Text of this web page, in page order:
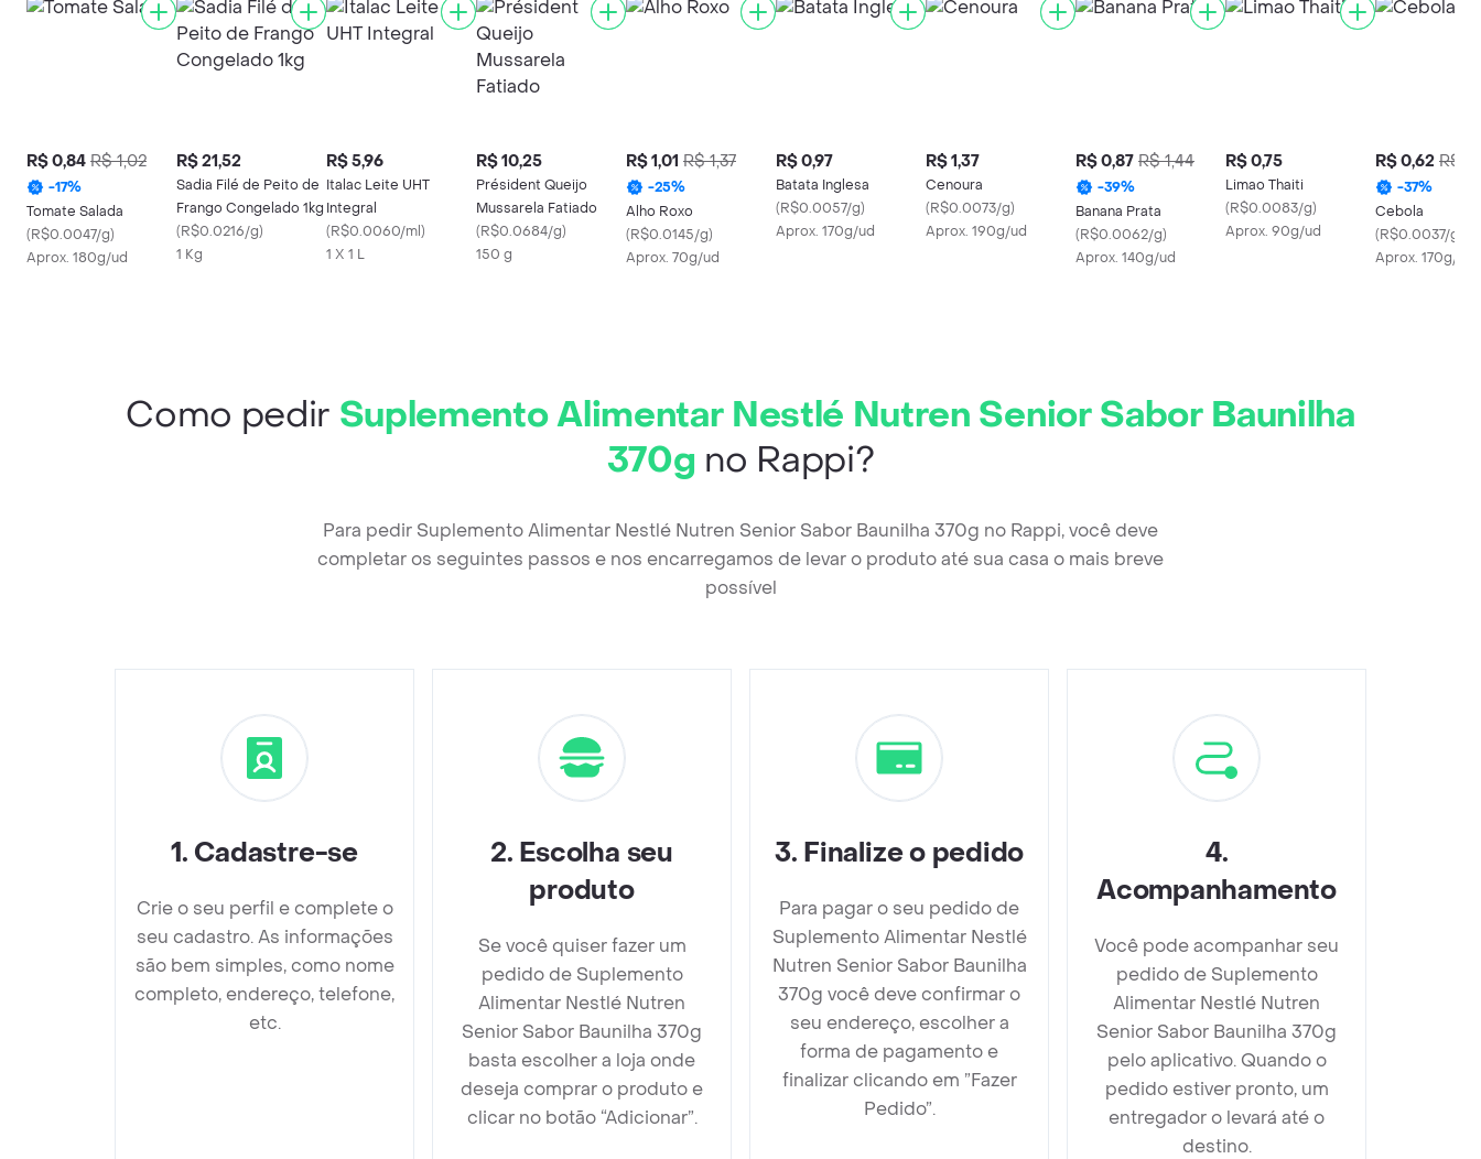
R$ 0,84 R$ 1,02
-17%
Tomate Salada
(R$0.0047/g)
Aprox. 180g/ud
R$ 21,52
Sadia Filé de Peito de
Frango Congelado 1kg
(R$0.0216/g)
1 Kg
R$ 5,96
Italac Leite UHT
Integral
(R$0.0060/ml)
1 X 1 L
R$ 10,25
Président Queijo
Mussarela Fatiado
(R$0.0684/g)
150 g
R$ 1,01 R$ 1,37
-25%
Alho Roxo
(R$0.0145/g)
Aprox. 70g/ud
R$ 0,97
Batata Inglesa
(R$0.0057/g)
Aprox. 170g/ud
R$ 1,37
Cenoura
(R$0.0073/g)
Aprox. 190g/ud
R$ 0,87 R$ 1,44
-39%
Banana Prata
(R$0.0062/g)
Aprox. 140g/ud
R$ 0,75
Limao Thaiti
(R$0.0083/g)
Aprox. 90g/ud
R$ 0,62 R$
-37%
Cebola
(R$0.0037/g
Aprox. 170g/ud
Como pedir Suplemento Alimentar Nestlé Nutren Senior Sabor Baunilha
370g no Rappi?
Para pedir Suplemento Alimentar Nestlé Nutren Senior Sabor Baunilha 370g no Rappi, você deve
completar os seguintes passos e nos encarregamos de levar o produto até sua casa o mais breve
possível
1. Cadastre-se
Crie o seu perfil e complete o
seu cadastro. As informações
são bem simples, como nome
completo, endereço, telefone,
etc.
2. Escolha seu
produto
Se você quiser fazer um
pedido de Suplemento
Alimentar Nestlé Nutren
Senior Sabor Baunilha 370g
basta escolher a loja onde
deseja comprar o produto e
clicar no botão “Adicionar”.
3. Finalize o pedido
Para pagar o seu pedido de
Suplemento Alimentar Nestlé
Nutren Senior Sabor Baunilha
370g você deve confirmar o
seu endereço, escolher a
forma de pagamento e
finalizar clicando em ”Fazer
Pedido”.
4.
Acompanhamento
Você pode acompanhar seu
pedido de Suplemento
Alimentar Nestlé Nutren
Senior Sabor Baunilha 370g
pelo aplicativo. Quando o
pedido estiver pronto, um
entregador o levará até o
destino.